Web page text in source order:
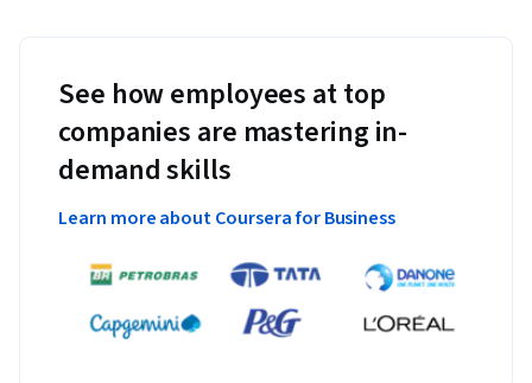
See how employees at top
companies are mastering in-
demand skills
Learn more about Coursera for Business